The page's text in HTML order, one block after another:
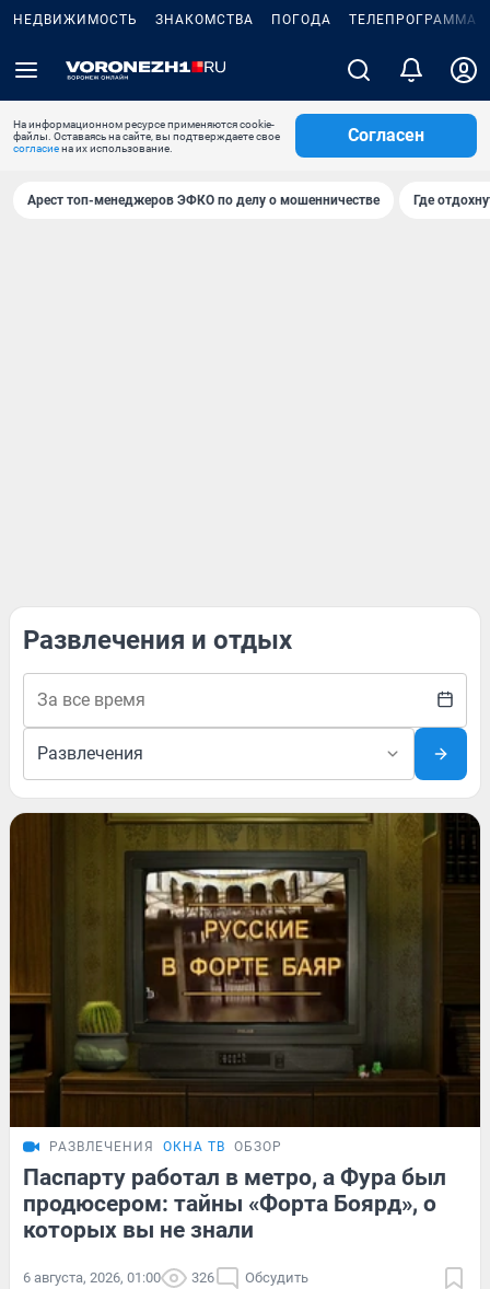
НЕДВИЖИМОСТЬ ЗНАКОМСТВА ПОГОДА ТЕЛЕПРОГРАММА
На информационном ресурсе применяются cookie-
файлы. Оставаясь на сайте, вы подтверждаете свое
согласиена их использование.
Согласен
Арест топ-менеджеров ЭФКО по делу о мошенничестве Где
Развлечения и отдых
РАЗВЛЕЧЕНИЯ ОКНА ТВ ОБЗОР
Паспарту работал в метро, а Фура был
продюсером: тайны «Форта Боярд», о
которых вы не знали
6 августа, 2026, 01:00 326 Обсудить